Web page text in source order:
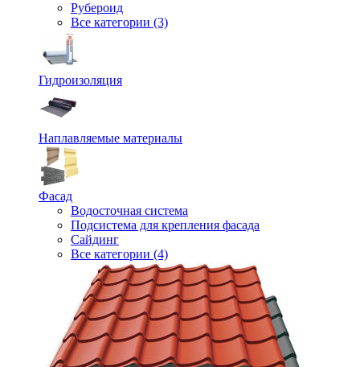
Рубероид
Все категории (3)
Гидроизоляция
Наплавляемые материалы
Фасад
Водосточная система
Подсистема для крепления фасада
Сайдинг
Все категории (4)